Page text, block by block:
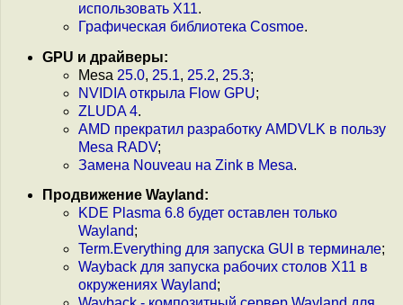
использовать X11.
Графическая библиотека Cosmoe.
GPU и драйверы:
Mesa 25.0, 25.1, 25.2, 25.3;
NVIDIA открыла Flow GPU;
ZLUDA 4.
AMD прекратил разработку AMDVLK в пользу
Mesa RADV;
Замена Nouveau на Zink в Mesa.
Продвижение Wayland:
KDE Plasma 6.8 будет оставлен только
Wayland;
Term.Everything для запуска GUI в терминале;
Wayback для запуска рабочих столов X11 в
окружениях Wayland;